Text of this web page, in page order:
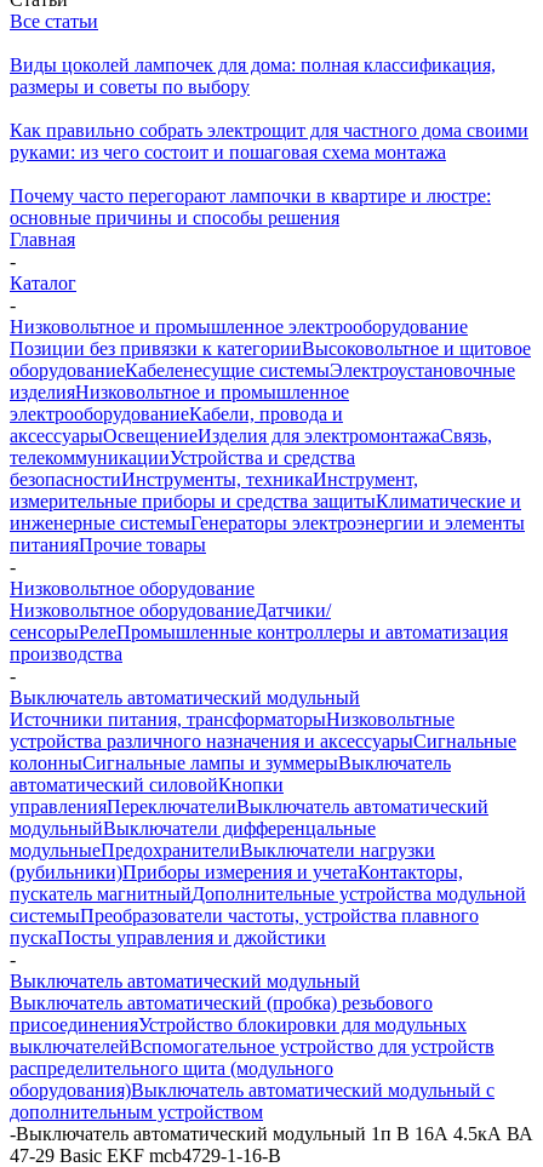
Все статьи
Виды цоколей лампочек для дома: полная классификация,
размеры и советы по выбору
Как правильно собрать электрощит для частного дома своими
руками: из чего состоит и пошаговая схема монтажа
Почему часто перегорают лампочки в квартире и люстре:
основные причины и способы решения
Главная
-
Каталог
-
Низковольтное и промышленное электрооборудование
Позиции без привязки к категорииВысоковольтное и щитовое
оборудованиеКабеленесущие системыЭлектроустановочные
изделияНизковольтное и промышленное
электрооборудованиеКабели, провода и
аксессуарыОсвещениеИзделия для электромонтажаСвязь,
телекоммуникацииУстройства и средства
безопасностиИнструменты, техникаИнструмент,
измерительные приборы и средства защитыКлиматические и
инженерные системыГенераторы электроэнергии и элементы
питанияПрочие товары
-
Низковольтное оборудование
Низковольтное оборудованиеДатчики/
сенсорыРелеПромышленные контроллеры и автоматизация
производства
-
Выключатель автоматический модульный
Источники питания, трансформаторыНизковольтные
устройства различного назначения и аксессуарыСигнальные
колонныСигнальные лампы и зуммерыВыключатель
автоматический силовойКнопки
управленияПереключателиВыключатель автоматический
модульныйВыключатели дифференцальные
модульныеПредохранителиВыключатели нагрузки
(рубильники)Приборы измерения и учетаКонтакторы,
пускатель магнитныйДополнительные устройства модульной
системыПреобразователи частоты, устройства плавного
пускаПосты управления и джойстики
-
Выключатель автоматический модульный
Выключатель автоматический (пробка) резьбового
присоединенияУстройство блокировки для модульных
выключателейВспомогательное устройство для устройств
распределительного щита (модульного
оборудования)Выключатель автоматический модульный с
дополнительным устройством
-Выключатель автоматический модульный 1п B 16А 4.5кА ВА
47-29 Basic EKF mcb4729-1-16-B